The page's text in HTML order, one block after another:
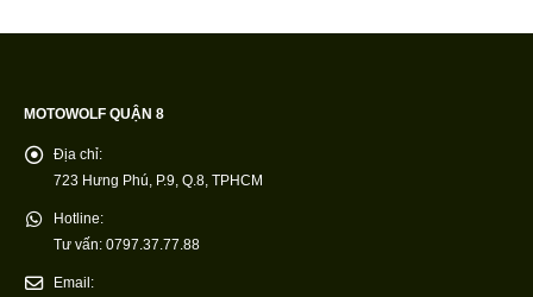
MOTOWOLF QUẬN 8
Địa chỉ:
723 Hưng Phú, P.9, Q.8, TPHCM
Hotline:
Tư vấn: 0797.37.77.88
Email: